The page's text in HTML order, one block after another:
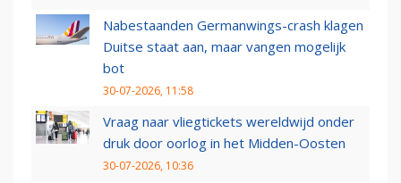
Nabestaanden Germanwings-crash klagen
Duitse staat aan, maar vangen mogelijk
bot
30-07-2026, 11:58
Vraag naar vliegtickets wereldwijd onder
druk door oorlog in het Midden-Oosten
30-07-2026, 10:36